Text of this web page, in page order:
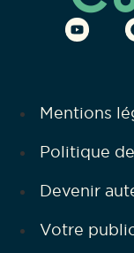
Mentions
Politique
Devenir
Votre